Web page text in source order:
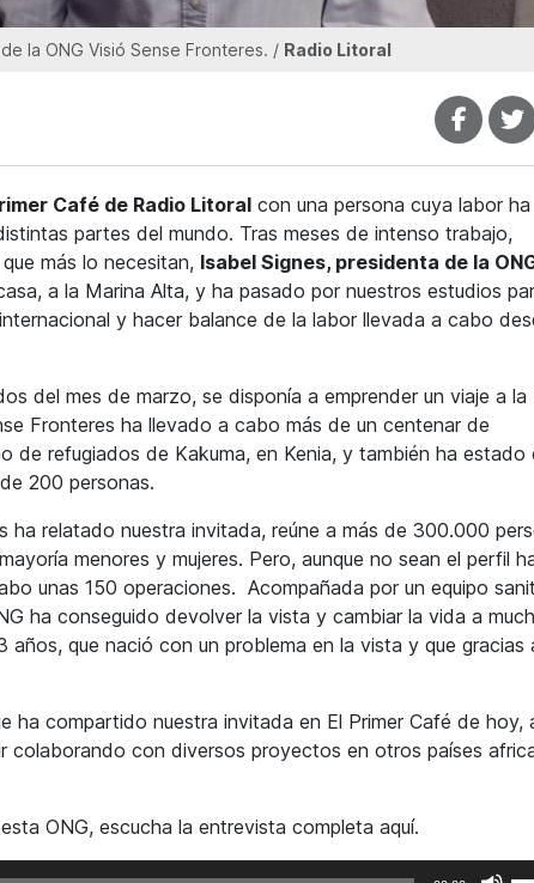
la ONG Visió Sense Fronteres. / Radio Litoral
Café de Radio Litoral con una persona cuya labor ha
partes del mundo. Tras meses de intenso trabajo,
más lo necesitan, Isabel Signes, presidenta de la
a la Marina Alta, y ha pasado por nuestros estudios
y hacer balance de la labor llevada a cabo
del mes de marzo, se disponía a emprender un viaje a la
Fronteres ha llevado a cabo más de un centenar de
de refugiados de Kakuma, en Kenia, y también ha estado
200 personas.
ha relatado nuestra invitada, reúne a más de 300.000
menores y mujeres. Pero, aunque no sean el perfil
unas 150 operaciones. Acompañada por un equipo
ha conseguido devolver la vista y cambiar la vida a
que nació con un problema en la vista y que gracias
ha compartido nuestra invitada en El Primer Café de hoy,
colaborando con diversos proyectos en otros países
ONG, escucha la entrevista completa aquí.